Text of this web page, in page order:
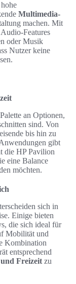
Multimedia-
machen. Mit
Features
oder Musik
Nutzer keine
an Optionen,
sind. Von
bis hin zu
gibt
die HP Pavilion
eine Balance
möchten.
sich in
Einige bieten
die sich ideal für
Mobilität und
Kombination
entsprechend
Freizeit zu